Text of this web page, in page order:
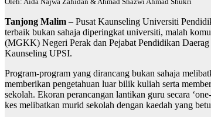
Oleh: Aida Najwa Zahidan & Ahmad Shazwi Ahmad Shukri
Tanjong Malim – Pusat Kaunseling Universiti
terbaik bukan sahaja diperingkat universiti, malah
(MGKK) Negeri Perak dan Pejabat Pendidikan
Kaunseling UPSI.
Program-program yang dirancang bukan sahaja
memberikan pengetahuan luar bilik kuliah serta
sekolah. Ekoran perancangan lantikan guru secara
kes melibatkan murid sekolah dengan kaedah yang